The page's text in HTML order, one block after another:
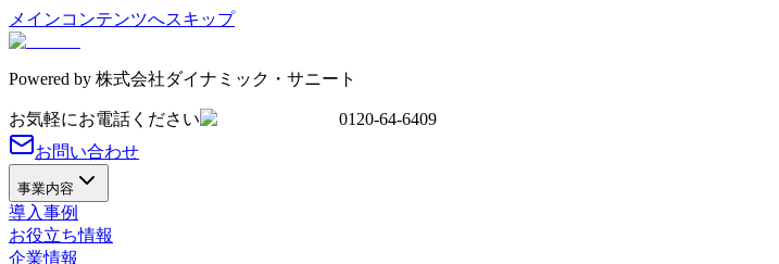
メインコンテンツへスキップ
Powered by 株式会社ダイナミック・サニート
お気軽にお電話ください
0120-64-6409
お問い合わせ
事業内容
導入事例
お役立ち情報
企業情報